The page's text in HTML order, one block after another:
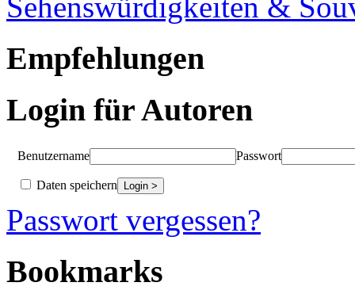
Empfehlungen
Login für Autoren
Benutzername Passwort
Daten speichern
Passwort vergessen?
Bookmarks